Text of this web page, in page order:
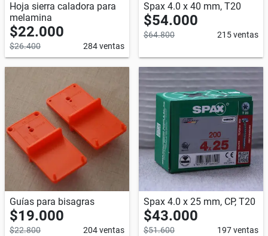
Hoja sierra caladora para
melamina
$22.000
$26.400 284 ventas
Spax 4.0 x 40 mm, T20
$54.000
$64.800 215 ventas
Guías para bisagras
$19.000
$22.800 204 ventas
Spax 4.0 x 25 mm, CP, T20
$43.000
$51.600 197 ventas